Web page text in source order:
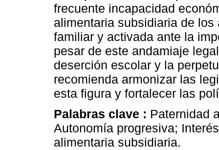
frecuente incapacidad
alimentaria subsidiaria de
familiar y activada ante la
pesar de este andamiaje
deserción escolar y la
recomienda armonizar las
esta figura y fortalecer las
Palabras clave : Paternidad
Autonomía progresiva;
alimentaria subsidiaria.